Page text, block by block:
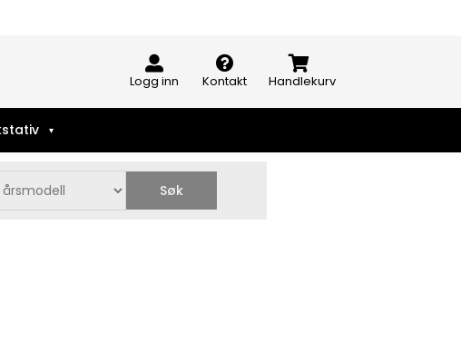
Logg inn Kontakt Handlekurv
Søk